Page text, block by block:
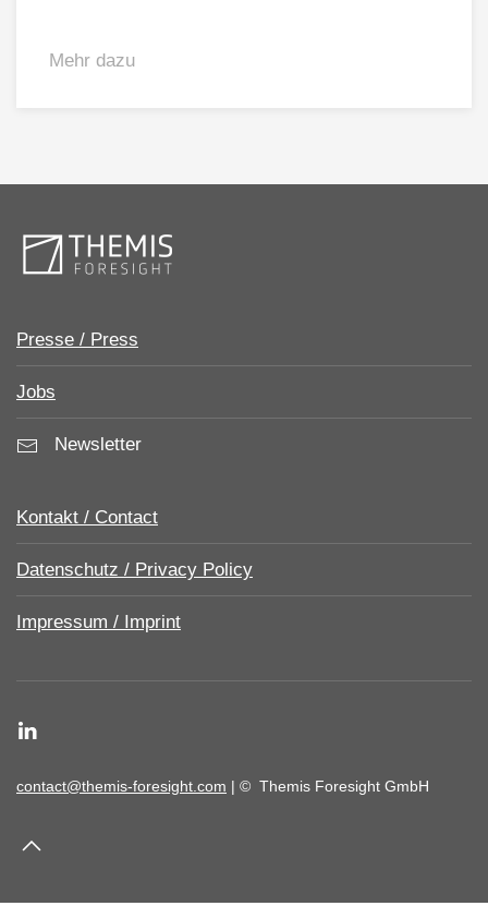
Mehr dazu
Presse / Press
Jobs
Newsletter
Kontakt / Contact
Datenschutz / Privacy Policy
Impressum / Imprint
contact@themis-foresight.com | © Themis Foresight GmbH